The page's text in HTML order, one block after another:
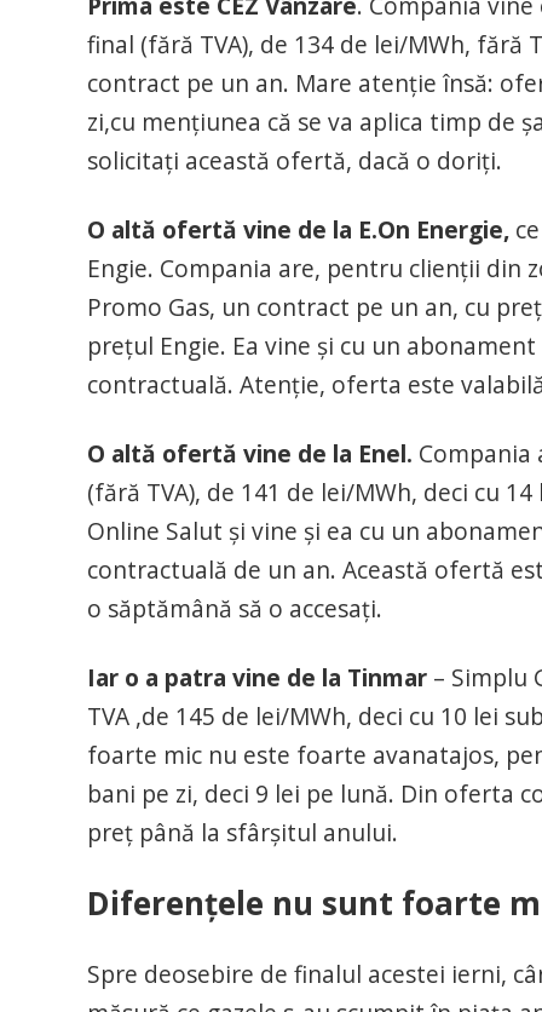
final (fără TVA), de 134 de lei/MWh, fără
contract pe un an. Mare atenţie însă:
zi,cu menţiunea că se va aplica timp de
solicitaţi această ofertă, dacă o doriţi.
O altă ofertă vine de la E.On Energie,
Engie. Compania are, pentru clienţii din
Promo Gas, un contract pe un an, cu
preţul Engie. Ea vine şi cu un
contractuală. Atenţie, oferta este
O altă ofertă vine de la Enel.
(fără TVA), de 141 de lei/MWh, deci cu
Online Salut şi vine şi ea cu un
contractuală de un an. Această ofertă
o săptămână să o accesaţi.
Iar o a patra vine de la Tinmar – Simplu
TVA ,de 145 de lei/MWh, deci cu 10 lei
foarte mic nu este foarte avanatajos,
bani pe zi, deci 9 lei pe lună. Din oferta
preţ până la sfârşitul anului.
Diferenţele nu sunt foarte
Spre deosebire de finalul acestei ierni,